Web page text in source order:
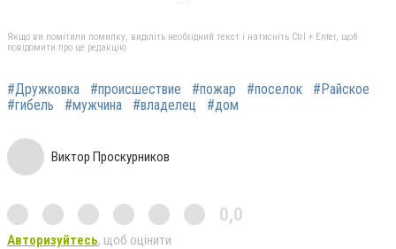
Якщо ви помітили помилку, виділіть необхідний текст і натисніть Ctrl + Enter, щоб
повідомити про це редакцію
#Дружковка #происшествие #пожар #поселок
#Райское
#гибель
#мужчина #владелец #дом
Виктор Проскурников
0,0
Авторизуйтесь, щоб оцінити